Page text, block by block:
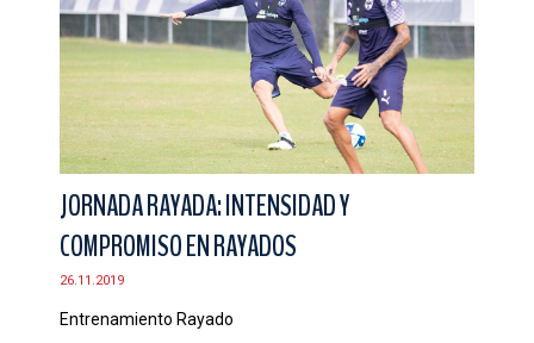
JORNADA RAYADA: INTENSIDAD Y
COMPROMISO EN RAYADOS
26.11.2019
Entrenamiento Rayado